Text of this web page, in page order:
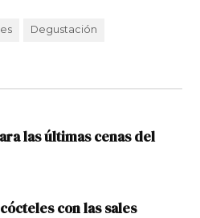
Degustación
las últimas cenas del
con las sales